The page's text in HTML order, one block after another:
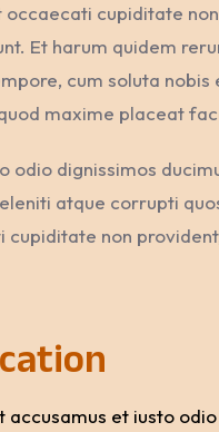
cupiditate
Et harum quidem
cum soluta
maxime placeat
odio dignissimos
atque corrupti
cupiditate non
accusamus et iusto